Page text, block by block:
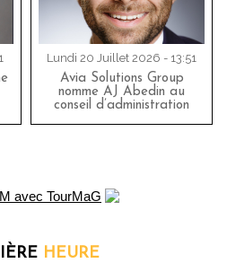
Lundi 20 Juillet 2026 - 13:51
Avia Solutions Group
nomme AJ Abedin au
conseil d’administration
HEURE